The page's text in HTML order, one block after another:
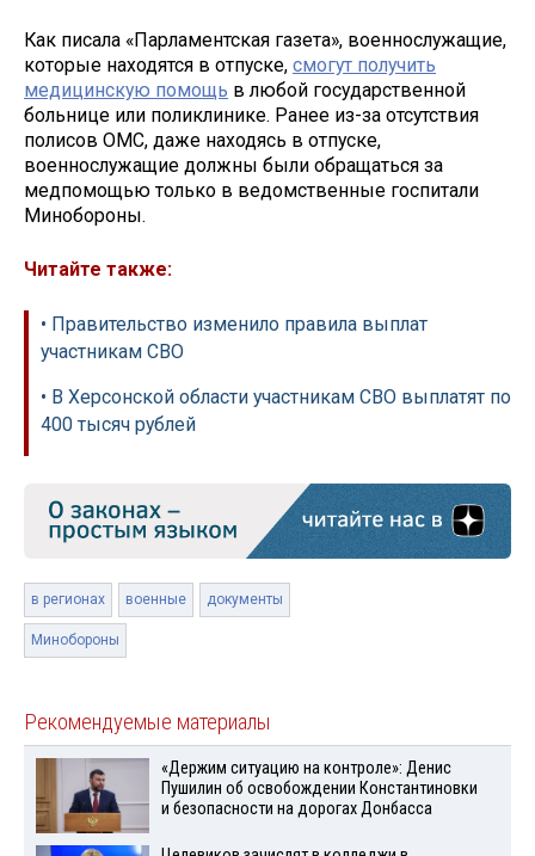
Как писала «Парламентская газета», военнослужащие,
которые находятся в отпуске, смогут получить
медицинскую помощь в любой государственной
больнице или поликлинике. Ранее из-за отсутствия
полисов ОМС, даже находясь в отпуске,
военнослужащие должны были обращаться за
медпомощью только в ведомственные госпитали
Минобороны.
Читайте также:
• Правительство изменило правила выплат
участникам СВО
• В Херсонской области участникам СВО выплатят по
400 тысяч рублей
в регионах военные документы
Минобороны
Рекомендуемые материалы
«Держим ситуацию на контроле»: Денис
Пушилин об освобождении Константиновки
и безопасности на дорогах Донбасса